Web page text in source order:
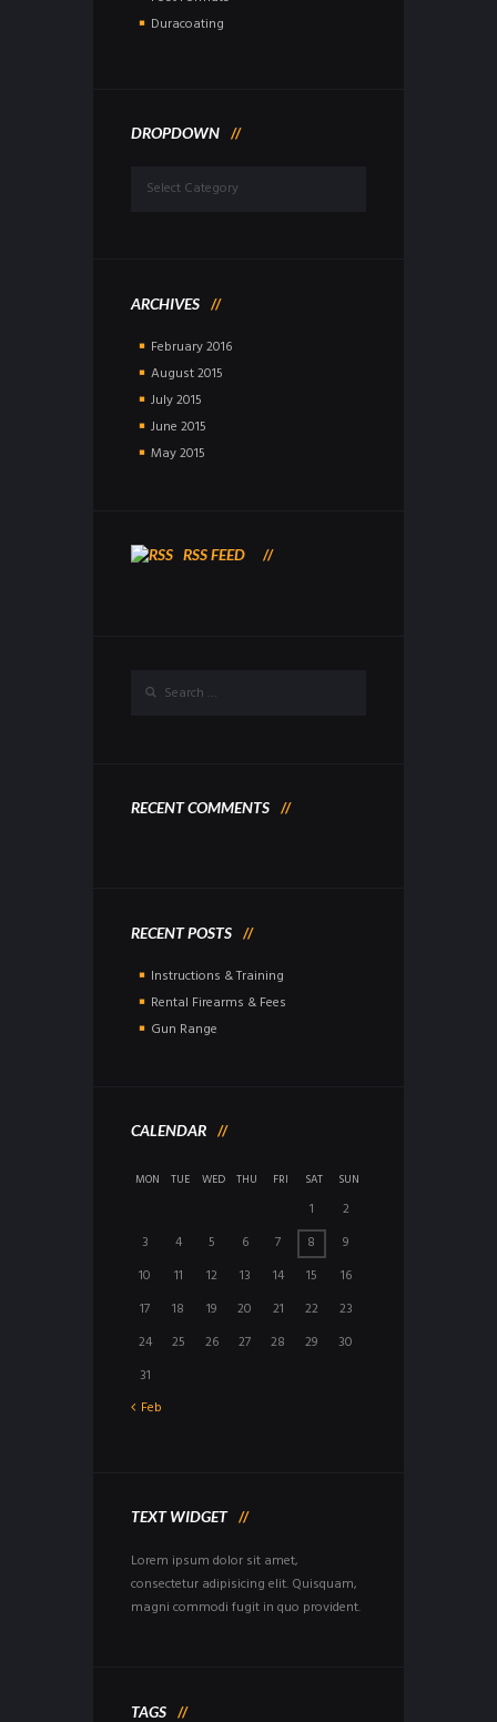
Duracoating
DROPDOWN
ARCHIVES
February2016
August2015
July2015
June 2015
May2015
RSS FEED
RECENT COMMENTS
RECENT POSTS
Instructions & Training
Rental Firearms & Fees
Gun Range
CALENDAR
MON TUE WED THU FRI SAT SUN
1
2
3
4 5 6 7 8
9
10
11 12 13 14 15
16
17
18 19 20 21 22
23
24
25 26 27 28 29
30
31
Feb
TEXT WIDGET
Lorem ipsum dolor sit amet,
consectetur adipisicing elit. Quisquam,
magni commodi fugit in quo provident.
TAGS